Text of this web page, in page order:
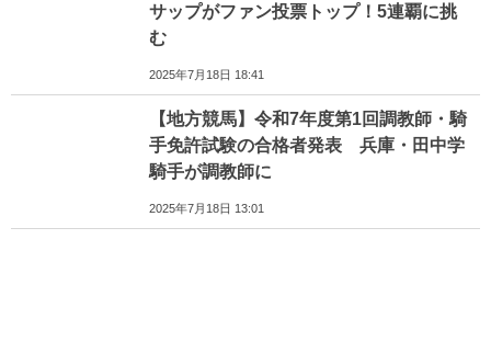
サップがファン投票トップ！5連覇に挑
む
2025年7月18日 18:41
【地方競馬】令和7年度第1回調教師・騎
手免許試験の合格者発表 兵庫・田中学
騎手が調教師に
2025年7月18日 13:01